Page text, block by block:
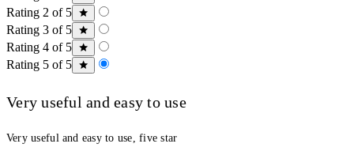
Rating 2 of 5
Rating 3 of 5
Rating 4 of 5
Rating 5 of 5
Very useful and easy to use
Very useful and easy to use, five star